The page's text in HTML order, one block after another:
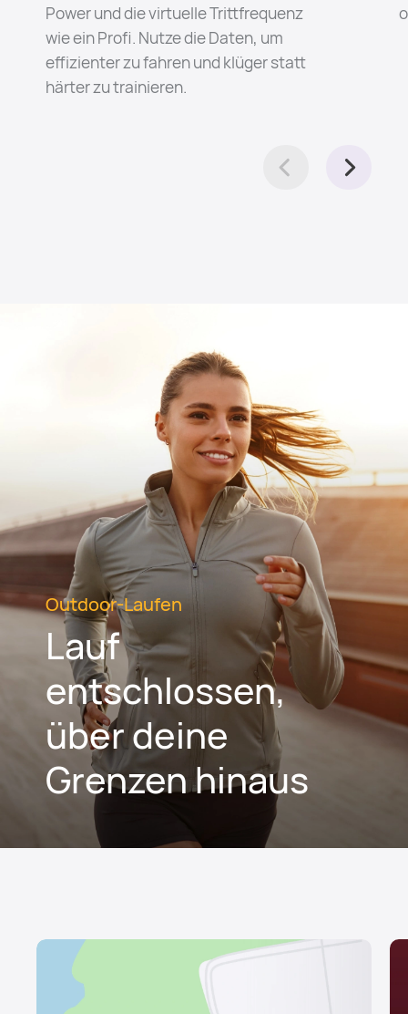
Power und die virtuelle Trittfrequenz
wie ein Profi. Nutze die Daten, um
effizienter zu fahren und klüger statt
härter zu trainieren.
Outdoor-Laufen
Lauf
entschlossen,
über deine
Grenzen hinaus